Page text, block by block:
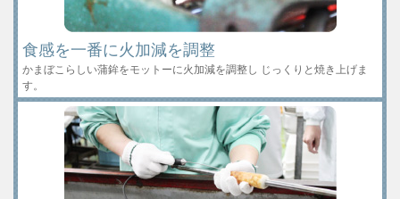
食感を一番に火加減を調整
かまぼこらしい蒲鉾をモットーに火加減を調整し じっくりと焼き上げま
す。